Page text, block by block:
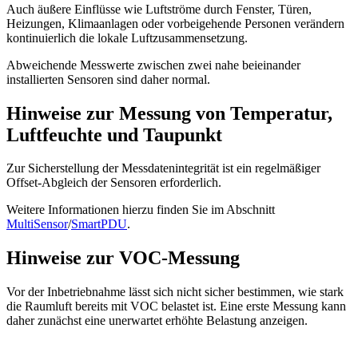
Auch äußere Einflüsse wie Luftströme durch Fenster, Türen,
Heizungen, Klimaanlagen oder vorbeigehende Personen verändern
kontinuierlich die lokale Luftzusammensetzung.
Abweichende Messwerte zwischen zwei nahe beieinander
installierten Sensoren sind daher normal.
Hinweise zur Messung von Temperatur,
Luftfeuchte und Taupunkt
Zur Sicherstellung der Messdatenintegrität ist ein regelmäßiger
Offset-Abgleich der Sensoren erforderlich.
Weitere Informationen hierzu finden Sie im Abschnitt
MultiSensor/SmartPDU.
Hinweise zur VOC-Messung
Vor der Inbetriebnahme lässt sich nicht sicher bestimmen, wie stark
die Raumluft bereits mit VOC belastet ist. Eine erste Messung kann
daher zunächst eine unerwartet erhöhte Belastung anzeigen.